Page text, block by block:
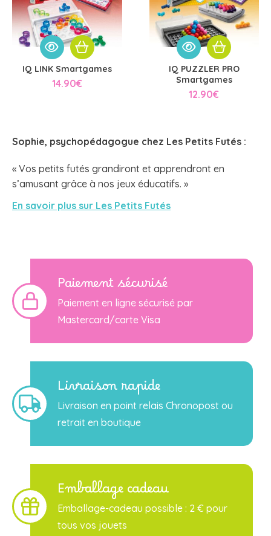
Sophie, psychopédagogue chez Les Petits Futés :
« Vos petits futés grandiront et apprendront en
s’amusant grâce à nos jeux éducatifs. »
En savoir plus sur Les Petits Futés
IQ LINK Smartgames
14.90€
IQ PUZZLER PRO
Smartgames
12.90€
Paiement sécurisé
Paiement en ligne sécurisé par
Mastercard/carte Visa
Livraison rapide
Livraison en point relais Chronopost ou
retrait en boutique
Emballage cadeau
Emballage-cadeau possible : 2 € pour
tous vos jouets